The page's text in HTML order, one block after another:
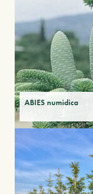
ABIES numidica